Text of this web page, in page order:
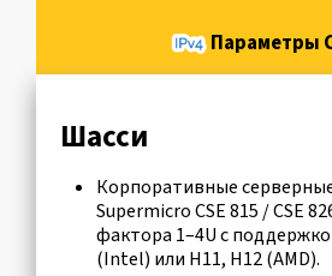
Параметры
Шасси
Корпоративные
Supermicro CSE 815 / CSE
фактора 1–4U с
(Intel) или H11, H12 (AMD).